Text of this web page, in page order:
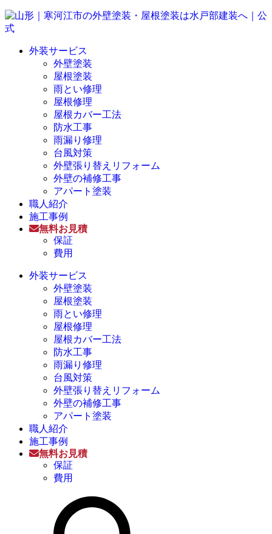
外装サービス
外壁塗装
屋根塗装
雨とい修理
屋根修理
屋根カバー工法
防水工事
雨漏り修理
台風対策
外壁張り替えリフォーム
外壁の補修工事
アパート塗装
職人紹介
施工事例
無料お見積
保証
費用
外装サービス
外壁塗装
屋根塗装
雨とい修理
屋根修理
屋根カバー工法
防水工事
雨漏り修理
台風対策
外壁張り替えリフォーム
外壁の補修工事
アパート塗装
職人紹介
施工事例
無料お見積
保証
費用